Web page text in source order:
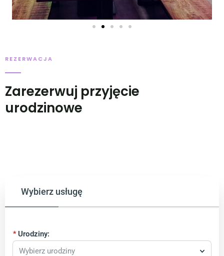
REZERWACJA
Zarezerwuj przyjęcie
urodzinowe
Wybierz usługę
Urodziny:
Wybierz urodziny